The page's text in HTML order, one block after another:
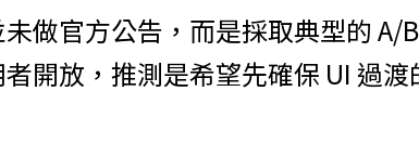
做官方公告，而是採取典型的 A/
開放，推測是希望先確保 UI 過渡